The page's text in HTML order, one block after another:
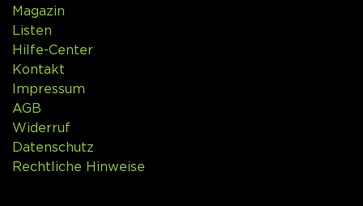
Magazin
Listen
Hilfe-Center
Kontakt
Impressum
AGB
Widerruf
Datenschutz
Rechtliche Hinweise